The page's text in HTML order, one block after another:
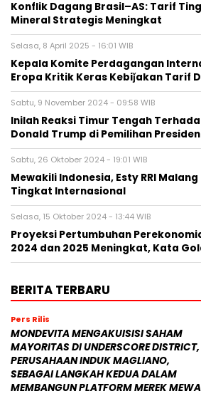
Konflik Dagang Brasil–AS: Tarif
Mineral Strategis Meningkat
Selasa, 8 April 2025 - 16:01 WIB
Kepala Komite Perdagangan
Eropa Kritik Keras Kebiǰakan Tarif
Sabtu, 9 November 2024 - 09:58 WIB
Inilah Reaksi Timur Tengah
Donald Trump di Pemilihan
Sabtu, 26 Oktober 2024 - 19:01 WIB
Mewakili Indonesia, Esty RRI
Tingkat Internasional
Selasa, 15 Oktober 2024 - 13:44 WIB
Proyeksi Pertumbuhan
2024 dan 2025 Meningkat, Kata
BERITA TERBARU
Pers Rilis
MONDEVITA MENGAKUISISI SAHAM
MAYORITAS DI UNDERSCORE DISTRICT,
PERUSAHAAN INDUK MAGLIANO,
SEBAGAI LANGKAH KEDUA DALAM
MEMBANGUN PLATFORM MEREK